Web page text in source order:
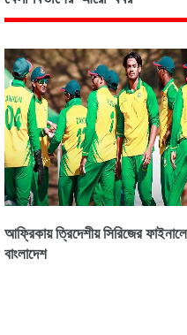
আফ্রিকায় ত্রিদেশীয় সিরিজের ফাইনালে
বাংলাদেশ